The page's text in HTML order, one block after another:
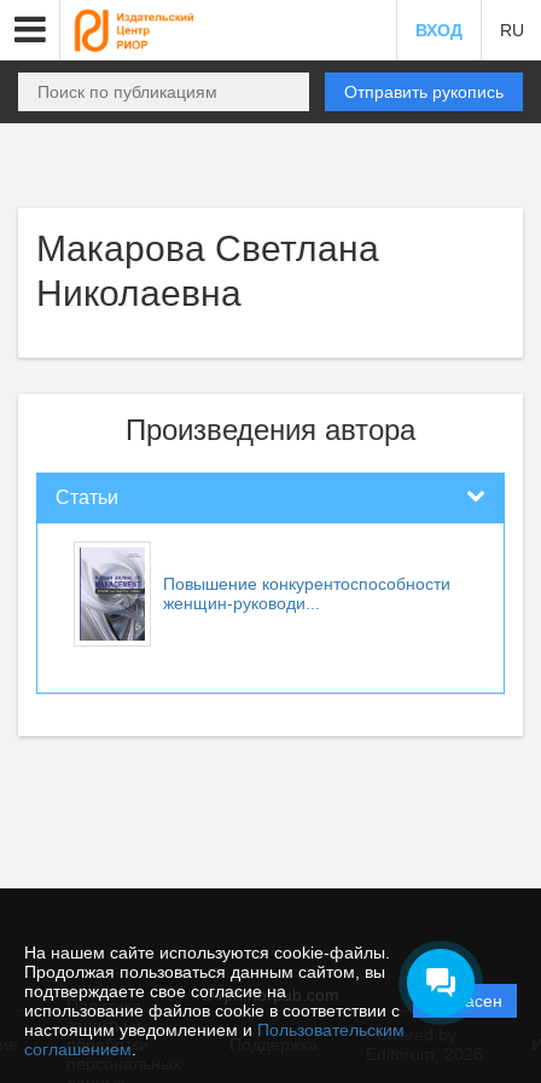
На нашем сайте используются cookie-файлы.
Продолжая пользоваться данным сайтом, вы
подтверждаете свое согласие на
использование файлов cookie в соответствии с
настоящим уведомлением и Пользовательским
соглашением
Согласен
ВХОД RU
Отправить рукопись
Макарова Светлана
Николаевна
Произведения автора
Статьи
Повышение конкурентоспособности
женщин-руководи...
© rjm.riorpub.com
Политика
защиты и
обработки
Powered by